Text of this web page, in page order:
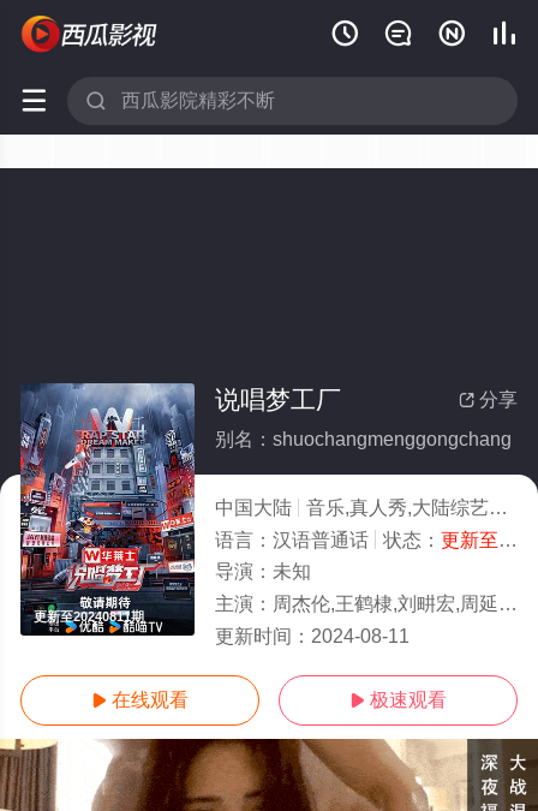
   
 
更新至20240811期
 分享
说唱梦工厂
别名：shuochangmenggongchang
中国大陆 音乐,真人秀,大陆综艺
语言： 汉语普通话 状态： 更新至20240811期
导演： 未知
主演： 周杰伦,王鹤棣,刘畊宏,周延,布瑞吉,艾热,毛衍七,盛宇,孙旸,欧阳靖,王琳凯
更新时间： 2024-08-11
 在线观看  极速观看